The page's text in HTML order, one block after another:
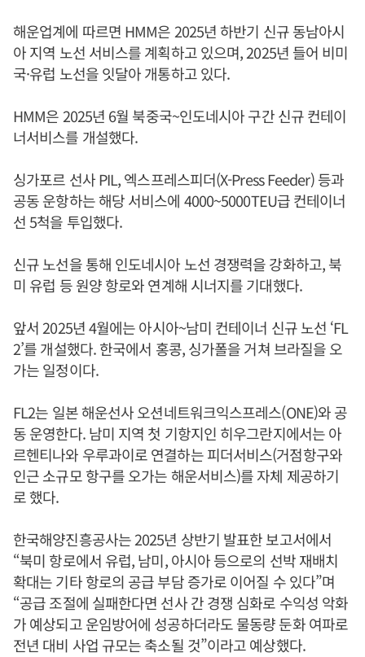
해운업계에 따르면 HMM은 2025년 하반기 신규 동남아시
아 지역 노선 서비스를 계획하고 있으며, 2025년 들어 비미
국·유럽 노선을 잇달아 개통하고 있다.
HMM은 2025년 6월 북중국~인도네시아 구간 신규 컨테이
너서비스를 개설했다.
싱가포르 선사 PIL, 엑스프레스피더(X-Press Feeder) 등과
공동 운항하는 해당 서비스에 4000~5000TEU급 컨테이너
선 5척을 투입했다.
신규 노선을 통해 인도네시아 노선 경쟁력을 강화하고, 북
미 유럽 등 원양 항로와 연계해 시너지를 기대했다.
앞서 2025년 4월에는 아시아~남미 컨테이너 신규 노선 ‘FL
2’를 개설했다. 한국에서 홍콩, 싱가폴을 거쳐 브라질을 오
가는 일정이다.
FL2는 일본 해운선사 오션네트워크익스프레스(ONE)와 공
동 운영한다. 남미 지역 첫 기항지인 히우그란지에서는 아
르헨티나와 우루과이로 연결하는 피더서비스(거점항구와
인근 소규모 항구를 오가는 해운서비스)를 자체 제공하기
로 했다.
한국해양진흥공사는 2025년 상반기 발표한 보고서에서
“북미 항로에서 유럽, 남미, 아시아 등으로의 선박 재배치
확대는 기타 항로의 공급 부담 증가로 이어질 수 있다”며
“공급 조절에 실패한다면 선사 간 경쟁 심화로 수익성 악화
가 예상되고 운임방어에 성공하더라도 물동량 둔화 여파로
전년 대비 사업 규모는 축소될 것”이라고 예상했다.